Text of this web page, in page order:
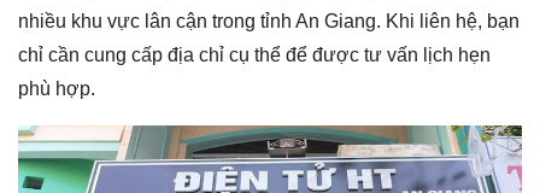
nhiều khu vực lân cận trong tỉnh An Giang. Khi liên hệ, bạn
chỉ cần cung cấp địa chỉ cụ thể để được tư vấn lịch hẹn
phù hợp.